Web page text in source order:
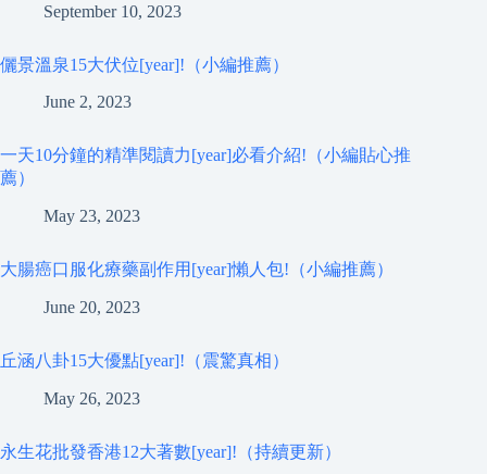
September 10, 2023
儷景溫泉15大伏位[year]!（小編推薦）
June 2, 2023
一天10分鐘的精準閱讀力[year]必看介紹!（小編貼心推
薦）
May 23, 2023
大腸癌口服化療藥副作用[year]懶人包!（小編推薦）
June 20, 2023
丘涵八卦15大優點[year]!（震驚真相）
May 26, 2023
永生花批發香港12大著數[year]!（持續更新）